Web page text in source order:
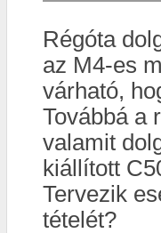
Régóta
az M4-es
várható,
Továbbá a
valamit
kiállított
Tervezik
tételét?